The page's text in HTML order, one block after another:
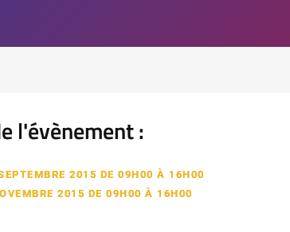
l'évènement :
2015 DE 09H00 À 16H00
2015 DE 09H00 À 16H00